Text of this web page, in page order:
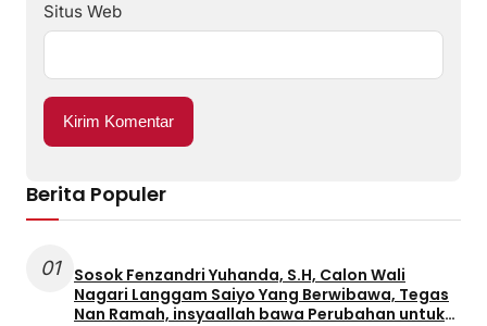
Situs Web
Berita Populer
01
Sosok Fenzandri Yuhanda, S.H, Calon Wali
Nagari Langgam Saiyo Yang Berwibawa, Tegas
Nan Ramah, insyaallah bawa Perubahan untuk